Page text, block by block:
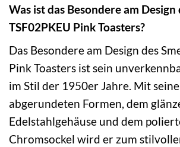
Was ist das Besondere am Design
TSF02PKEU Pink Toasters?
Das Besondere am Design des
Pink Toasters ist sein
im Stil der 1950er Jahre. Mit
abgerundeten Formen, dem
Edelstahlgehäuse und dem
Chromsockel wird er zum